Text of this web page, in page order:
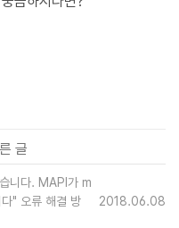
글
니다. MAPI가 m
" 오류 해결 방
2018.06.08